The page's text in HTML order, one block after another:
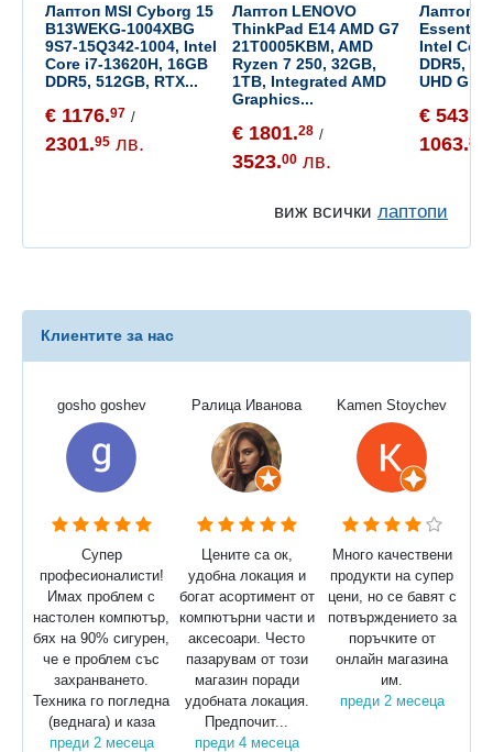
Лаптоп MSI Cyborg 15
B13WEKG-1004XBG
9S7-15Q342-1004, Intel
Core i7-13620H, 16GB
DDR5, 512GB, RTX...
€ 1176.97 /
2301.95 лв.
Лаптоп LENOVO
ThinkPad E14 AMD G7
21T0005KBM, AMD
Ryzen 7 250, 32GB,
1TB, Integrated AMD
Graphics...
€ 1801.28 /
3523.00 лв.
Лаптоп
Essential
Intel
DDR5,
UHD
€ 543.
1063.80
виж всички лаптопи
Клиентите за нас
gosho goshev
Супер
професионалисти!
Имах проблем с
настолен компютър,
бях на 90% сигурен,
че е проблем със
захранването.
Техника го погледна
(веднага) и каза
преди 2 месеца
Ралица Иванова
Цените са ок,
удобна локация и
богат асортимент от
компютърни части и
аксесоари. Често
пазарувам от този
магазин поради
удобната локация.
Предпочит...
преди 4 месеца
Kamen Stoychev
Много качествени
продукти на супер
цени, но се бавят с
потвърждението за
поръчките от
онлайн магазина
им.
преди 2 месеца